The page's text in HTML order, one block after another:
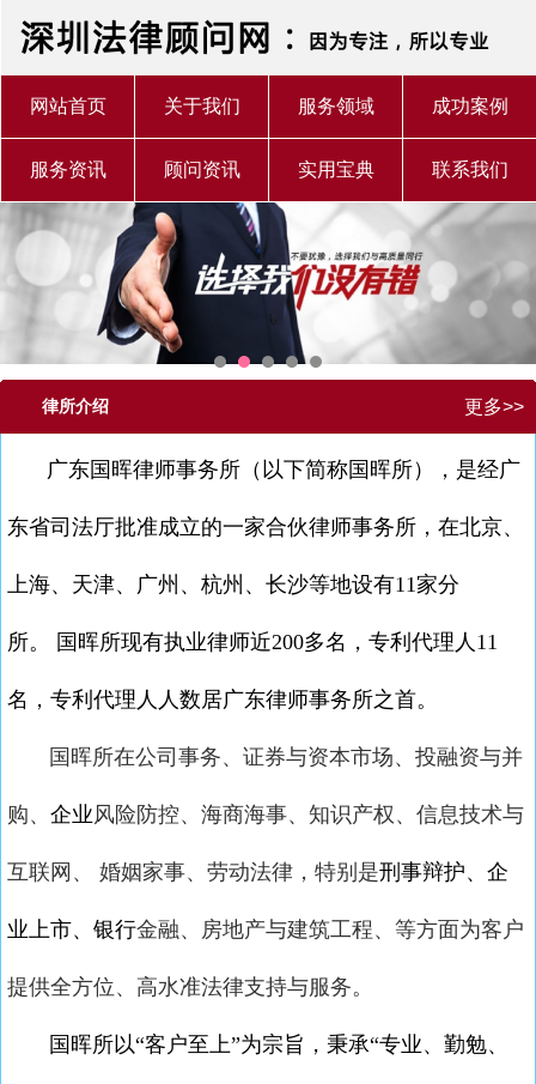
网站首页 关于我们 服务领域 成功案例
服务资讯 顾问资讯 实用宝典 联系我们
律所介绍 更多>>
广东国晖律师事务所（以下简称国晖所），是经广
东省司法厅批准成立的一家合伙律师事务所，在北京、
上海、天津、广州、杭州、长沙等地设有11家分
所。 国晖所现有执业律师近200多名，专利代理人11
名，专利代理人人数居广东律师事务所之首。
国晖所在公司事务、证券与资本市场、投融资与并
购、 企业风险防控、海商海事、知识产权、信息技术与
互联网、 婚姻家事、劳动法律，特别是刑事辩护、企
业上市、银行金融、房地产与建筑工程、等方面为客户
提供全方位、高水准法律支持与服务。
国晖所以“客户至上”为宗旨，秉承“专业、勤勉、